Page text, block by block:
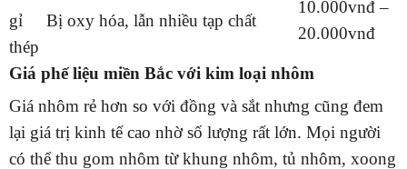
gỉ
thép
Bị oxy hóa, lẫn nhiều tạp chất
10.000vnđ –
20.000vnđ
Giá phế liệu miền Bắc với kim loại nhôm
Giá nhôm rẻ hơn so với đồng và sắt nhưng cũng đem
lại giá trị kinh tế cao nhờ số lượng rất lớn. Mọi người
có thể thu gom nhôm từ khung nhôm, tủ nhôm, xoong